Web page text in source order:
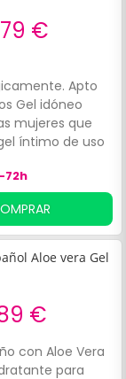
€
Apto
Gel idóneo
mujeres que
íntimo de uso
el riesgo de
una
de
durante
72h
Aloe vera Gel
€
con Aloe Vera
para